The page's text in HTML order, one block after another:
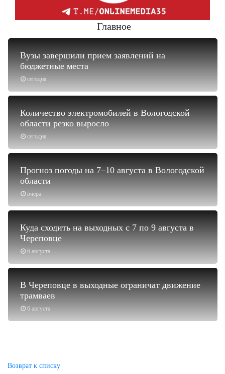
Главное
сегодня
Вузы завершили прием заявлений на
бюджетные места
сегодня
Количество электромобилей в Вологодской
области резко выросло
вчера
Прогноз погоды на 7–10 августа в Вологодской
области
6 августа
Куда сходить на выходных с 7 по 9 августа в
Череповце
6 августа
В Череповце в выходные ограничат движение
трамваев
Возврат к списку